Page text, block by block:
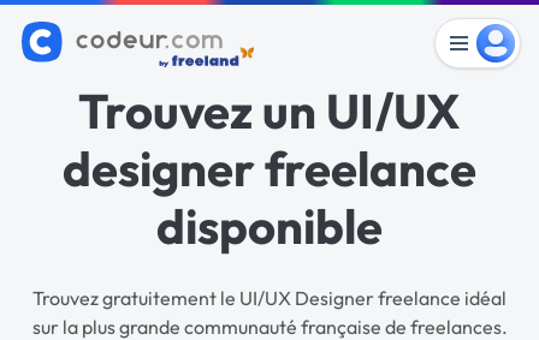
Trouvez un UI/UX
designer freelance
disponible
Trouvez gratuitement le UI/UX Designer freelance idéal
sur la plus grande communauté française de freelances.